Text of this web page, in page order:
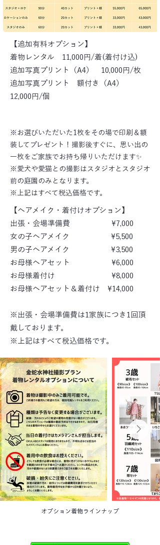
【追加有料オプション】
着物レンタル 11,000円/着(着付け込)
追加写真プリント（A4） 10,000円/枚
追加写真プリント 額付き（A4）
12,000円/個
※お選びいただいた1枚をその場で印刷＆額
装してプレゼント！撮影後すぐに、思い出の
一枚をご家族でお持ち帰りいただけます✨
※愛犬や愛猫との撮影はスタジオとスタジオ
前の庭園のみとなります。
※上記はすべて税込価格です。
【ヘアメイク・着付けオプション】
出張・会場準備費 ¥7,000
女の子ヘアメイク ¥5,500
男の子ヘアメイク ¥3,500
お母様ヘアセット ¥6,000
お母様着付け ¥8,000
お母様ヘアセット＆着付け ¥14,000
※出張・会場準備費は1家族につき1回頂
戴しております。
※上記はすべて税込価格です。
​オプション着物ラインナップ